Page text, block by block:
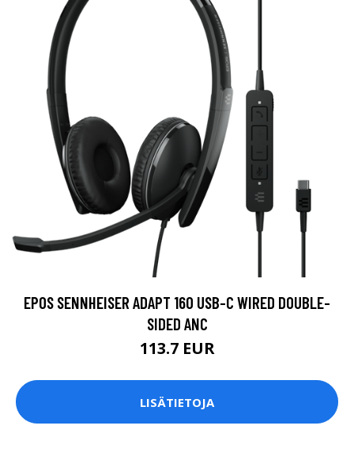
EPOS SENNHEISER ADAPT 160 USB-C WIRED DOUBLE-
SIDED ANC
113.7 EUR
LISÄTIETOJA